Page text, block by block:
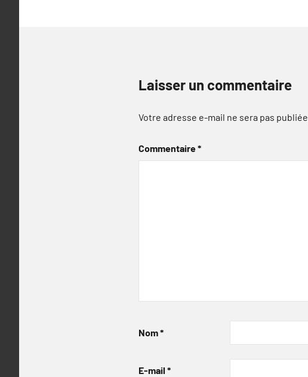
Laisser un commentaire
Votre adresse e-mail ne sera pas publiée.
Commentaire*
Nom*
E-mail *